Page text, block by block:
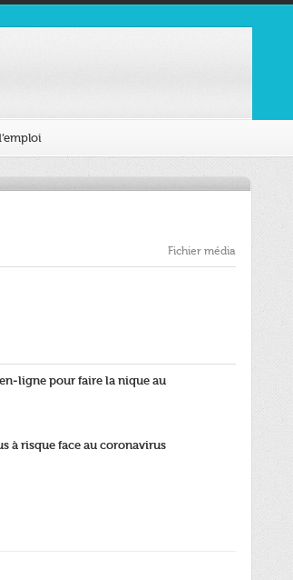
Fichier média
ligne pour faire la nique au
à risque face au coronavirus